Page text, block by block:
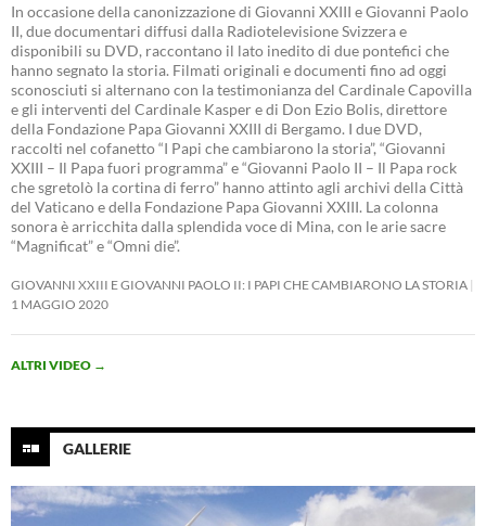
In occasione della canonizzazione di Giovanni XXIII e Giovanni Paolo
II, due documentari diffusi dalla Radiotelevisione Svizzera e
disponibili su DVD, raccontano il lato inedito di due pontefici che
hanno segnato la storia. Filmati originali e documenti fino ad oggi
sconosciuti si alternano con la testimonianza del Cardinale Capovilla
e gli interventi del Cardinale Kasper e di Don Ezio Bolis, direttore
della Fondazione Papa Giovanni XXIII di Bergamo. I due DVD,
raccolti nel cofanetto “I Papi che cambiarono la storia”, “Giovanni
XXIII – Il Papa fuori programma” e “Giovanni Paolo II – Il Papa rock
che sgretolò la cortina di ferro” hanno attinto agli archivi della Città
del Vaticano e della Fondazione Papa Giovanni XXIII. La colonna
sonora è arricchita dalla splendida voce di Mina, con le arie sacre
“Magnificat” e “Omni die”.
GIOVANNI XXIII E GIOVANNI PAOLO II: I PAPI CHE CAMBIARONO LA STORIA
1 MAGGIO 2020
ALTRI VIDEO →
GALLERIE